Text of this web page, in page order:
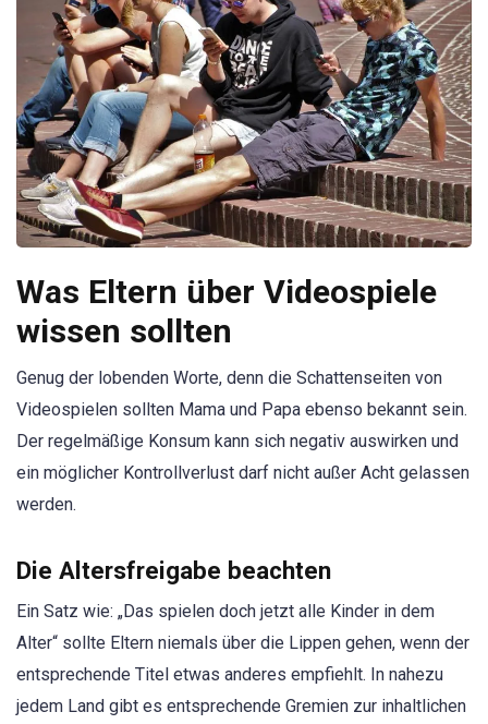
Was Eltern über Videospiele
wissen sollten
Genug der lobenden Worte, denn die Schattenseiten von
Videospielen sollten Mama und Papa ebenso bekannt sein.
Der regelmäßige Konsum kann sich negativ auswirken und
ein möglicher Kontrollverlust darf nicht außer Acht gelassen
werden.
Die Altersfreigabe beachten
Ein Satz wie: „Das spielen doch jetzt alle Kinder in dem
Alter“ sollte Eltern niemals über die Lippen gehen, wenn der
entsprechende Titel etwas anderes empfiehlt. In nahezu
jedem Land gibt es entsprechende Gremien zur inhaltlichen